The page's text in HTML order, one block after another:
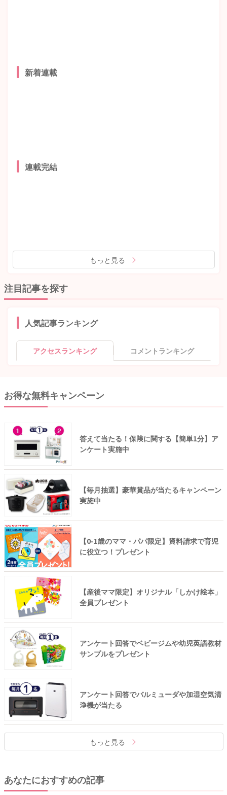
新着連載
連載完結
もっと見る
注目記事を探す
人気記事ランキング
アクセスランキング コメントランキング
お得な無料キャンペーン
答えて当たる！保険に関する【簡単1分】ア
ンケート実施中
【毎月抽選】豪華賞品が当たるキャンペーン
実施中
【0-1歳のママ・パパ限定】資料請求で育児
に役立つ！プレゼント
【産後ママ限定】オリジナル「しかけ絵本」
全員プレゼント
アンケート回答でベビージムや幼児英語教材
サンプルをプレゼント
アンケート回答でバルミューダや加湿空気清
浄機が当たる
もっと見る
あなたにおすすめの記事